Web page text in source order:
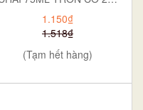
1.150₫
1.518₫
(Tạm hết hàng)